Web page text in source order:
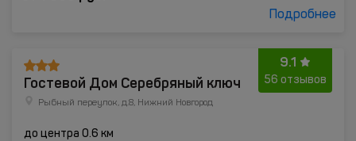
Подробнее
9.1
56 отзывов
Гостевой Дом Серебряный ключ
Рыбный переулок, д.8, Нижний Новгород
до центра 0.6 км